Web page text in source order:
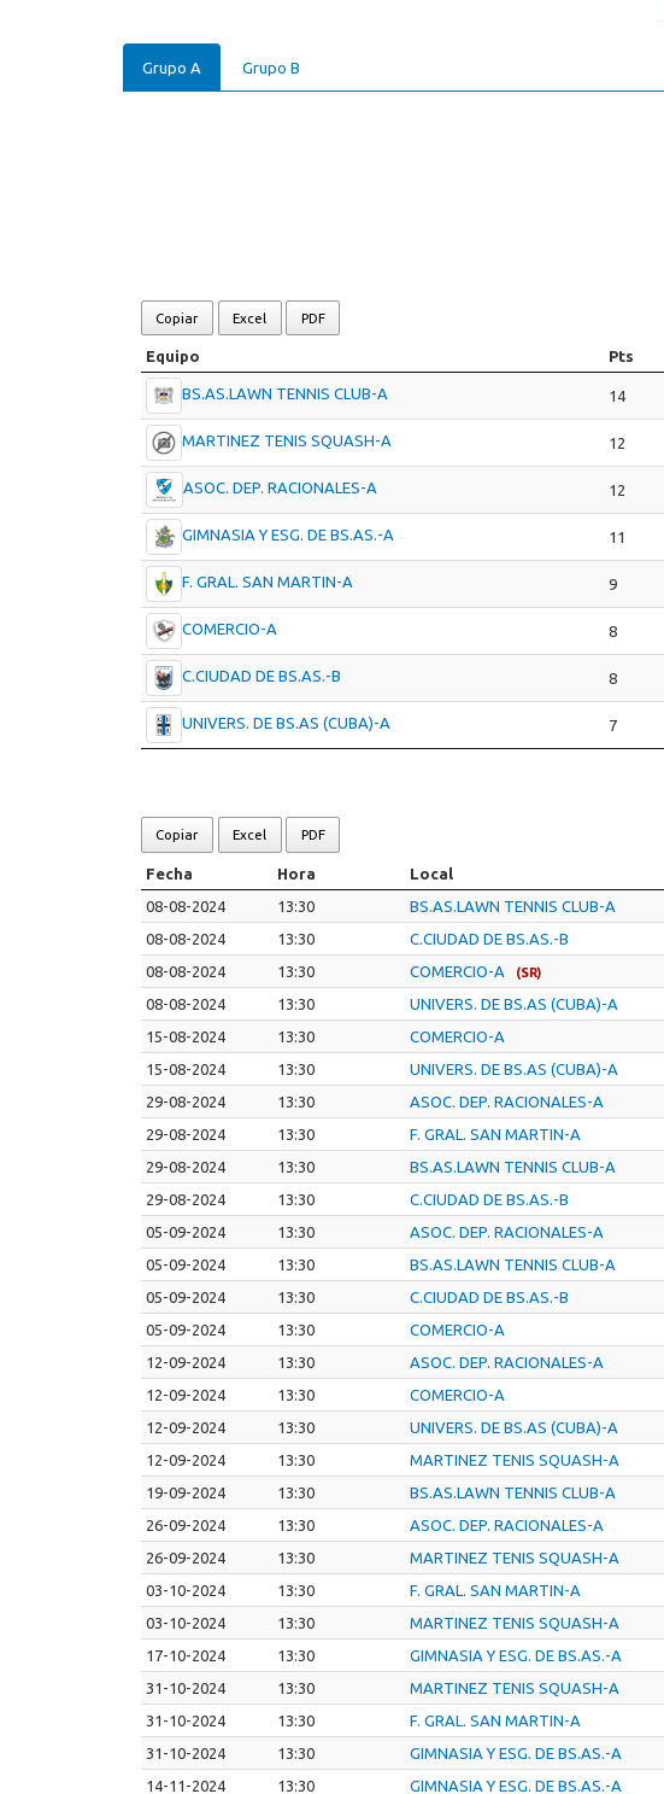
Grupo A Grupo B
Copiar Excel PDF
Equipo Pts
BS.AS.LAWN TENNIS CLUB-A 14
MARTINEZ TENIS SQUASH-A 12
ASOC. DEP. RACIONALES-A 12
GIMNASIA Y ESG. DE BS.AS.-A 11
F. GRAL. SAN MARTIN-A 9
COMERCIO-A 8
C.CIUDAD DE BS.AS.-B 8
UNIVERS. DE BS.AS (CUBA)-A 7
Copiar Excel PDF
Fecha Hora Local
08-08-2024
13:30 BS.AS.LAWN TENNIS CLUB-A
08-08-2024
13:30 C.CIUDAD DE BS.AS.-B
08-08-2024
13:30 COMERCIO-A (SR)
08-08-2024
13:30 UNIVERS. DE BS.AS (CUBA)-A
15-08-2024
13:30 COMERCIO-A
15-08-2024
13:30 UNIVERS. DE BS.AS (CUBA)-A
29-08-2024
13:30 ASOC. DEP. RACIONALES-A
29-08-2024
13:30 F. GRAL. SAN MARTIN-A
29-08-2024
13:30 BS.AS.LAWN TENNIS CLUB-A
29-08-2024
13:30 C.CIUDAD DE BS.AS.-B
05-09-2024
13:30 ASOC. DEP. RACIONALES-A
05-09-2024
13:30 BS.AS.LAWN TENNIS CLUB-A
05-09-2024
13:30 C.CIUDAD DE BS.AS.-B
05-09-2024
13:30 COMERCIO-A
12-09-2024
13:30 ASOC. DEP. RACIONALES-A
12-09-2024
13:30 COMERCIO-A
12-09-2024
13:30 UNIVERS. DE BS.AS (CUBA)-A
12-09-2024
13:30 MARTINEZ TENIS SQUASH-A
19-09-2024
13:30 BS.AS.LAWN TENNIS CLUB-A
26-09-2024
13:30 ASOC. DEP. RACIONALES-A
26-09-2024
13:30 MARTINEZ TENIS SQUASH-A
03-10-2024
13:30 F. GRAL. SAN MARTIN-A
03-10-2024
13:30 MARTINEZ TENIS SQUASH-A
17-10-2024
13:30 GIMNASIA Y ESG. DE BS.AS.-A
31-10-2024
13:30 MARTINEZ TENIS SQUASH-A
31-10-2024
13:30 F. GRAL. SAN MARTIN-A
31-10-2024
13:30 GIMNASIA Y ESG. DE BS.AS.-A
14-11-2024
13:30 GIMNASIA Y ESG. DE BS.AS.-A